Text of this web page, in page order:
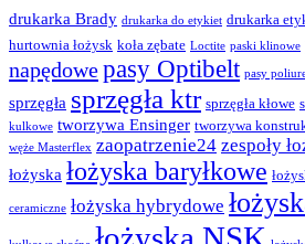
drukarka Brady drukarka do etykiet drukarka
hurtownia łożysk koła zębate Loctite paski klinowe
napędowepasy Optibelt pasy
sprzęgła sprzęgła ktr sprzęgła kłowe
kulkowe tworzywa Ensinger tworzywa
węże Masterflex zaopatrzenie24 zespoły
łożyska łożyska baryłkowe
ceramiczne łożyska hybrydowe